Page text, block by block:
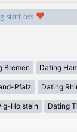
støtt oss
Bremen Dating
Pfalz Dating
Holstein Dating